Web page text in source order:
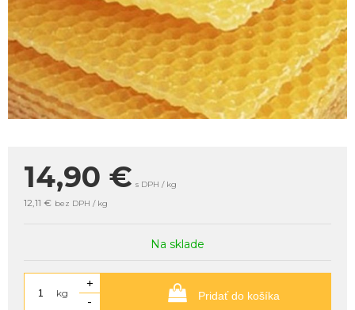
14,90 € s DPH / kg
12,11 € bez DPH / kg
Na sklade
kg
+
-
Pridať do košíka